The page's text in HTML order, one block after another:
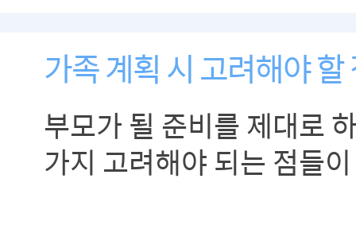
가족 계획 시 고려해야 할
부모가 될 준비를 제대로
가지 고려해야 되는 점들